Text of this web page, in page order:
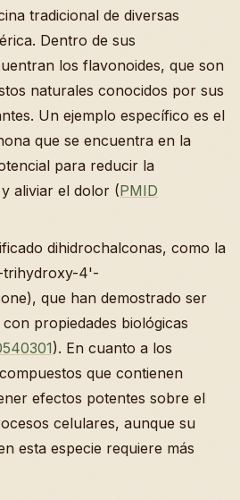
tradicional de diversas
Dentro de sus
los flavonoides, que son
naturales conocidos por sus
Un ejemplo específico es el
que se encuentra en la
para reducir la
aliviar el dolor (PMID
dihidrochalconas, como la
trihydroxy-4'-
que han demostrado ser
propiedades biológicas
). En cuanto a los
que contienen
efectos potentes sobre el
celulares, aunque su
esta especie requiere más